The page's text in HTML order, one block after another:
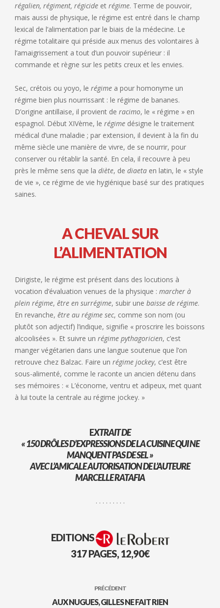
régalien, régiment, régicide et régime. Terme de pouvoir,
mais aussi de physique, le régime est entré dans le champ
lexical de l’alimentation par le biais de la médecine. Le
régime totalitaire qui préside aux menus des volontaires à
l’amaigrissement a tout d’un pouvoir supérieur : il
commande et règne sur les petits creux et les envies.
Sec, crétois ou yoyo, le régime a pour homonyme un
régime bien plus nourrissant : le régime de bananes.
D’origine antillaise, il provient de racimo, le « régime » en
espagnol. Début XIVème, le régime désigne le traitement
médical d’une maladie ; par extension, il devient à la fin du
même siècle une manière de vivre, de se nourrir, pour
conserver ou rétablir la santé. En cela, il recouvre à peu
près le même sens que la diète, de diaeta en latin, le « style
de vie », ce régime de vie hygiénique basé sur des pratiques
saines.
A CHEVAL SUR
L’ALIMENTATION
Dirigiste, le régime est présent dans des locutions à
vocation d’évaluation venues de la physique : marcher à
plein régime, être en surrégime, subir une baisse de régime.
En revanche, être au régime sec, comme son nom (ou
plutôt son adjectif) l’indique, signifie « proscrire les boissons
alcoolisées ». Et suivre un régime pythagoricien, c’est
manger végétarien dans une langue soutenue que l’on
retrouve chez Balzac. Faire un régime jockey, c’est être
sous-alimenté, comme le raconte un ancien détenu dans
ses mémoires : « L’économe, ventru et adipeux, met quant
à lui toute la centrale au régime jockey. »
EXTRAIT DE
« 150 DRÔLES D’EXPRESSIONS DE LA CUISINE QUI NE
MANQUENT PAS DE SEL »
AVEC L’AMICALE AUTORISATION DE L’AUTEURE
MARCELLE RATAFIA
. . . . . . . . .
EDITIONS
317 PAGES, 12,90€
PRÉCÉDENT
AUX NUGUES, GILLES NE FAIT RIEN